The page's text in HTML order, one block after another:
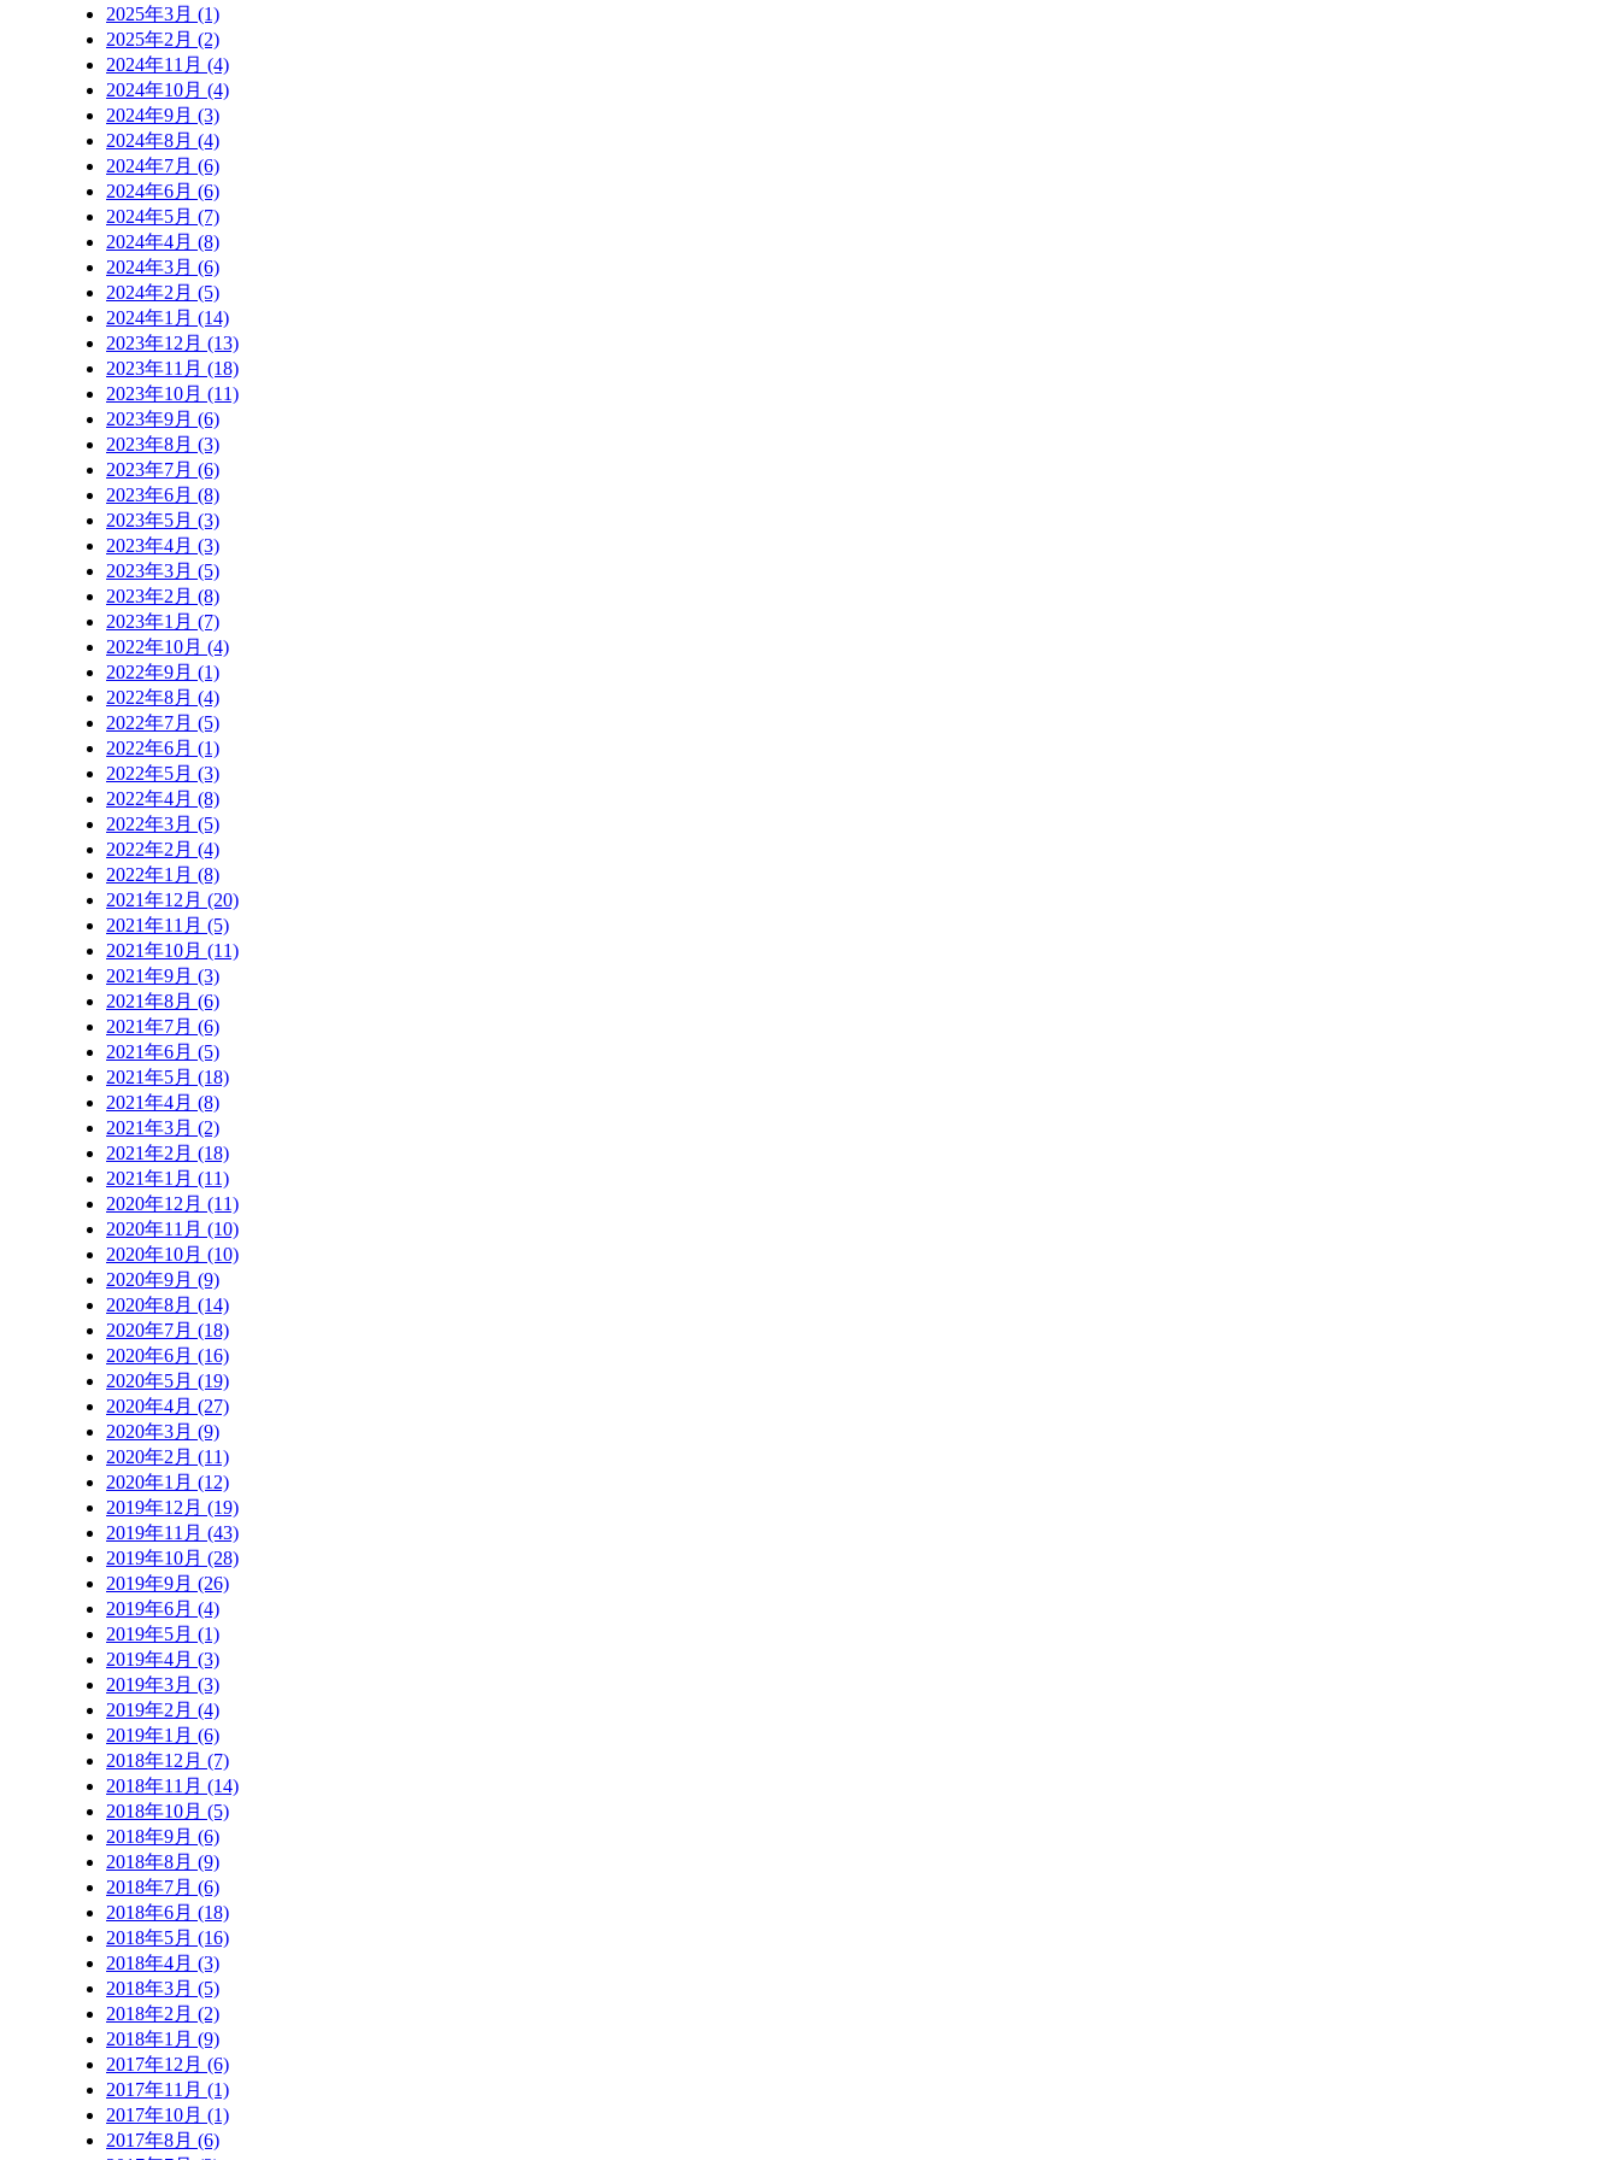
2025年3月 (1)
2025年2月 (2)
2024年11月 (4)
2024年10月 (4)
2024年9月 (3)
2024年8月 (4)
2024年7月 (6)
2024年6月 (6)
2024年5月 (7)
2024年4月 (8)
2024年3月 (6)
2024年2月 (5)
2024年1月 (14)
2023年12月 (13)
2023年11月 (18)
2023年10月 (11)
2023年9月 (6)
2023年8月 (3)
2023年7月 (6)
2023年6月 (8)
2023年5月 (3)
2023年4月 (3)
2023年3月 (5)
2023年2月 (8)
2023年1月 (7)
2022年10月 (4)
2022年9月 (1)
2022年8月 (4)
2022年7月 (5)
2022年6月 (1)
2022年5月 (3)
2022年4月 (8)
2022年3月 (5)
2022年2月 (4)
2022年1月 (8)
2021年12月 (20)
2021年11月 (5)
2021年10月 (11)
2021年9月 (3)
2021年8月 (6)
2021年7月 (6)
2021年6月 (5)
2021年5月 (18)
2021年4月 (8)
2021年3月 (2)
2021年2月 (18)
2021年1月 (11)
2020年12月 (11)
2020年11月 (10)
2020年10月 (10)
2020年9月 (9)
2020年8月 (14)
2020年7月 (18)
2020年6月 (16)
2020年5月 (19)
2020年4月 (27)
2020年3月 (9)
2020年2月 (11)
2020年1月 (12)
2019年12月 (19)
2019年11月 (43)
2019年10月 (28)
2019年9月 (26)
2019年6月 (4)
2019年5月 (1)
2019年4月 (3)
2019年3月 (3)
2019年2月 (4)
2019年1月 (6)
2018年12月 (7)
2018年11月 (14)
2018年10月 (5)
2018年9月 (6)
2018年8月 (9)
2018年7月 (6)
2018年6月 (18)
2018年5月 (16)
2018年4月 (3)
2018年3月 (5)
2018年2月 (2)
2018年1月 (9)
2017年12月 (6)
2017年11月 (1)
2017年10月 (1)
2017年8月 (6)